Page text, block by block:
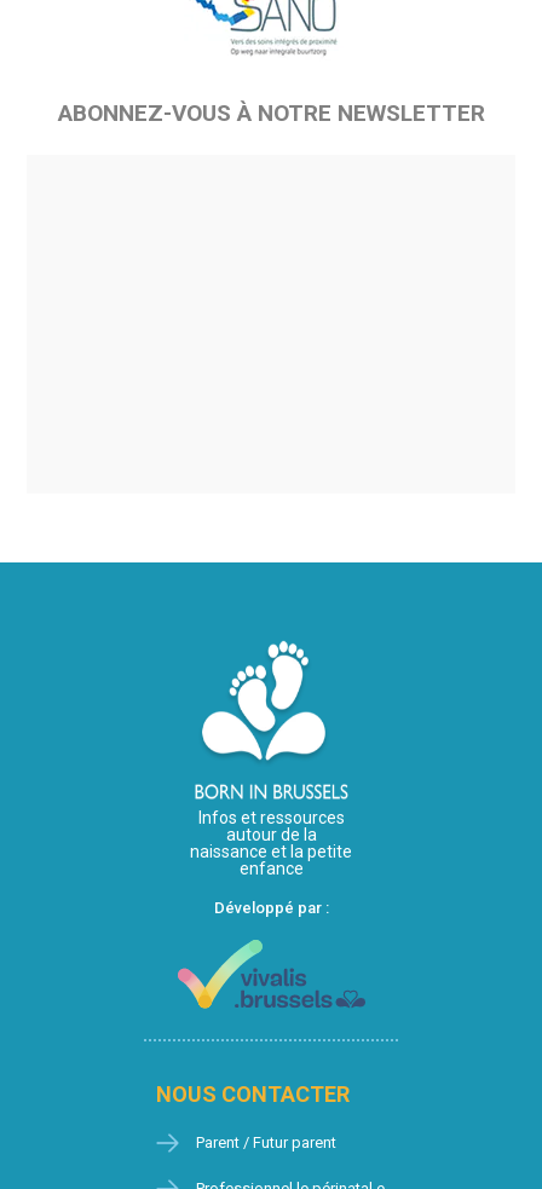
ABONNEZ-VOUS À NOTRE NEWSLETTER
Infos et ressources
autour de la
naissance et la petite
enfance
Développé par :
NOUS CONTACTER
Parent / Futur parent